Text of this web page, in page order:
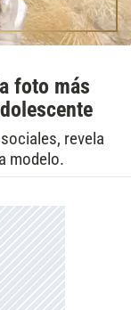
foto más
revela
modelo.